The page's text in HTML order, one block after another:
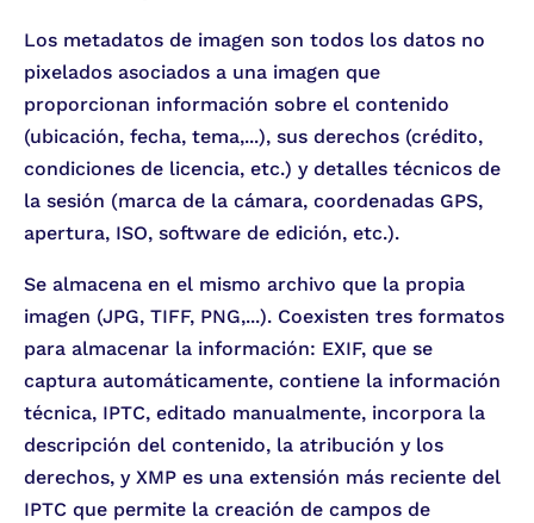
Los metadatos de imagen son todos los datos no
pixelados asociados a una imagen que
proporcionan información sobre el contenido
(ubicación, fecha, tema,...), sus derechos (crédito,
condiciones de licencia, etc.) y detalles técnicos de
la sesión (marca de la cámara, coordenadas GPS,
apertura, ISO, software de edición, etc.).
Se almacena en el mismo archivo que la propia
imagen (JPG, TIFF, PNG,...). Coexisten tres formatos
para almacenar la información: EXIF, que se
captura automáticamente, contiene la información
técnica, IPTC, editado manualmente, incorpora la
descripción del contenido, la atribución y los
derechos, y XMP es una extensión más reciente del
IPTC que permite la creación de campos de